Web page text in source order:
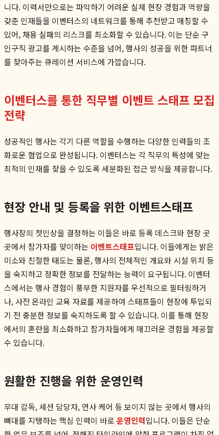
니다. 이력서만으로는 파악하기 어려운 실제 현장 경험과 역량을
갖춘 인재들을 이벤터스의 네트워크를 통해 추천받고 매칭할 수
있어, 채용 실패의 리스크를 최소화할 수 있습니다. 이는 단순 구
인구직 광고를 게시하는 수준을 넘어, 행사의 성공을 위한 파트너
를 찾아주는 큐레이션 서비스에 가깝습니다.
이벤터스를 통한 직무별 이벤트 스태프 모집
전략
성공적인 행사는 각기 다른 역할을 수행하는 다양한 인력들의 조
화로운 협업으로 완성됩니다. 이벤터스는 각 직무의 특성에 맞는
최적의 인재를 찾을 수 있도록 세분화된 접근 방식을 제공합니다.
현장 안내 및 등록을 위한 이벤트스태프
행사장의 첫인상을 결정하는 이들은 바로 등록 데스크와 현장 곳
곳에서 참가자를 맞이하는 이벤트스태프입니다. 이들에게는 밝은
미소와 친절한 태도는 물론, 행사의 전체적인 개요와 시설 위치 등
을 숙지하고 정확한 정보를 전달하는 능력이 요구됩니다. 이벤터
스에서는 행사 경험이 풍부한 지원자를 우선적으로 필터링하거
나, 사전 온라인 교육 자료를 제공하여 스태프들이 현장에 투입되
기 전 충분한 정보를 숙지하도록 할 수 있습니다. 이를 통해 현장
에서의 혼란을 최소화하고 참가자들에게 매끄러운 경험을 제공할
수 있습니다.
원활한 진행을 위한 운영인력
무대 감독, 세션 담당자, 연사 케어 등 보이지 않는 곳에서 행사의
뼈대를 지탱하는 핵심 인력이 바로 운영인력입니다. 이들은 단순